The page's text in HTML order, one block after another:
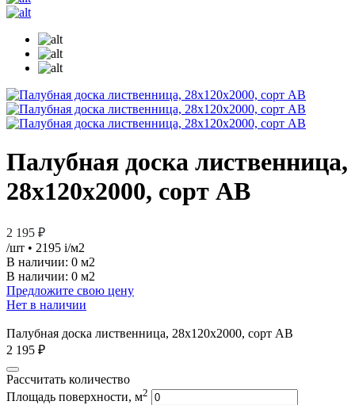
Палубная доска лиственница,
28х120х2000, сорт АВ
2 195 ₽
/шт • 2195 i/м2
В наличии: 0 м2
В наличии: 0 м2
Предложите свою цену
Нет в наличии
Палубная доска лиственница, 28х120х2000, сорт АВ
2 195 ₽
Рассчитать количество
Площадь поверхности, м2